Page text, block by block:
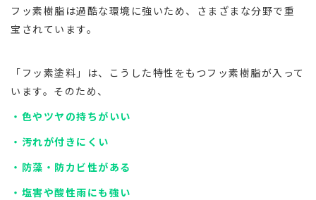
フッ素樹脂は過酷な環境に強いため、さまざまな分野で重
宝されています。
「フッ素塗料」は、こうした特性をもつフッ素樹脂が入って
います。そのため、
・色やツヤの持ちがいい
・汚れが付きにくい
・防藻・防カビ性がある
・塩害や酸性雨にも強い